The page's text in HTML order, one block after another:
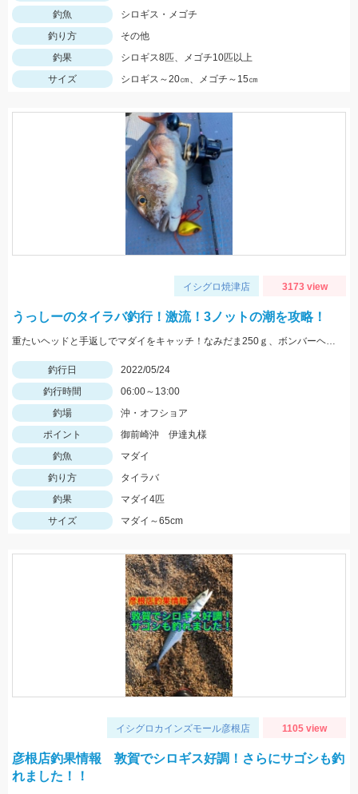
釣魚
シロギス・メゴチ
釣り方
その他
釣果
シロギス8匹、メゴチ10匹以上
サイズ
シロギス～20㎝、メゴチ～15㎝
イシグロ焼津店 3173 view
うっしーのタイラバ釣行！激流！3ノットの潮を攻略！
重たいヘッドと手返しでマダイをキャッチ！なみだま250ｇ、ボンバーヘッドＴＧ250ｇ使用。
釣行日
2022/05/24
釣行時間
06:00～13:00
釣場
沖・オフショア
ポイント
御前崎沖 伊達丸様
釣魚
マダイ
釣り方
タイラバ
釣果
マダイ4匹
サイズ
マダイ～65cm
イシグロカインズモール彦根店 1105 view
彦根店釣果情報 敦賀でシロギス好調！さらにサゴシも釣
れました！！